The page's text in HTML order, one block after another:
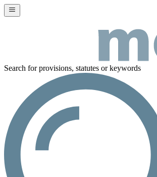
Search for provisions, statutes or keywords